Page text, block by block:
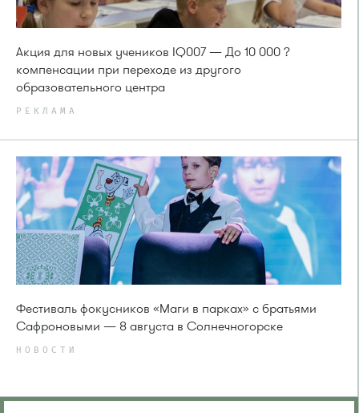
Акция для новых учеников IQ007 — До 10 000 ?
компенсации при переходе из другого
образовательного центра
РЕКЛАМА
Фестиваль фокусников «Маги в парках» с братьями
Сафроновыми — 8 августа в Солнечногорске
НОВОСТИ